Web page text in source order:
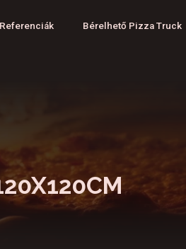
Referenciák Bérelhető Pizza Truck